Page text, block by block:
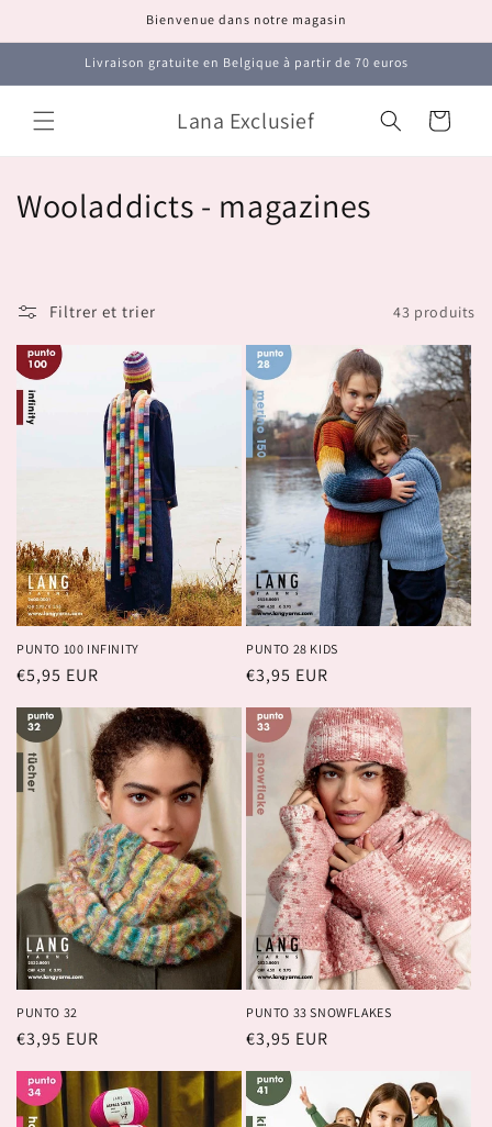
au
contenu
Bienvenue dans notre magasin
Livraison gratuite en Belgique à partir de 70 euros
Lana Exclusief Panier
C
l
e
c
o
n
:
Wooladdicts - magazines
Filtrer et trier 43 produits
PUNTO 100 INFINITY
Prix
habituel
€5,95 EUR
PUNTO 28 KIDS
Prix
habituel
€3,95 EUR
PUNTO 32
Prix
€3,95 EUR
PUNTO 33 SNOWFLAKES
Prix
€3,95 EUR